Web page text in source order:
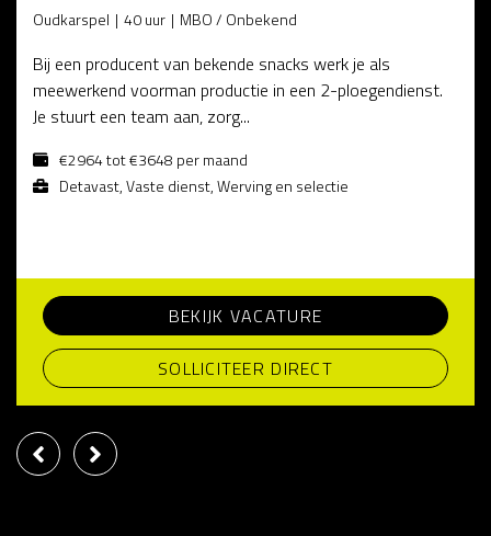
Oudkarspel 40 uur MBO / Onbekend
Bij een producent van bekende snacks werk je als
meewerkend voorman productie in een 2-ploegendienst.
Je stuurt een team aan, zorg...
€2964 tot €3648 per maand
Detavast, Vaste dienst, Werving en selectie
BEKIJK VACATURE
SOLLICITEER DIRECT